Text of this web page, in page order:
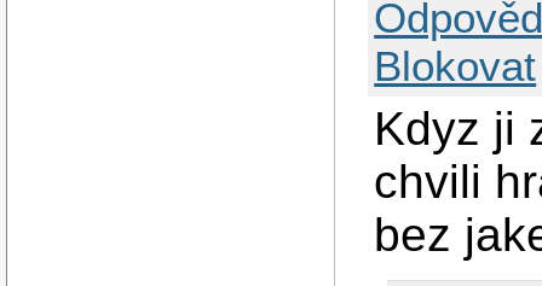
Blokovat
Kdyz ji
chvili
bez